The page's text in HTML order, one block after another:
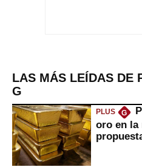
LAS MÁS LEÍDAS DE
G
PLUS G
oro en la